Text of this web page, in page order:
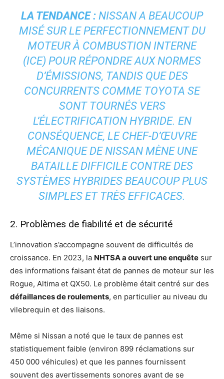
LA TENDANCE : NISSAN A BEAUCOUP
MISÉ SUR LE PERFECTIONNEMENT DU
MOTEUR À COMBUSTION INTERNE
(ICE) POUR RÉPONDRE AUX NORMES
D’ÉMISSIONS, TANDIS QUE DES
CONCURRENTS COMME TOYOTA SE
SONT TOURNÉS VERS
L’ÉLECTRIFICATION HYBRIDE. EN
CONSÉQUENCE, LE CHEF-D’ŒUVRE
MÉCANIQUE DE NISSAN MÈNE UNE
BATAILLE DIFFICILE CONTRE DES
SYSTÈMES HYBRIDES BEAUCOUP PLUS
SIMPLES ET TRÈS EFFICACES.
2. Problèmes de fiabilité et de sécurité
L’innovation s’accompagne souvent de difficultés de
croissance. En 2023, la NHTSA a ouvert une enquête sur
des informations faisant état de pannes de moteur sur les
Rogue, Altima et QX50. Le problème était centré sur des
défaillances de roulements, en particulier au niveau du
vilebrequin et des liaisons.
Même si Nissan a noté que le taux de pannes est
statistiquement faible (environ 899 réclamations sur
450 000 véhicules) et que les pannes fournissent
souvent des avertissements sonores avant de se